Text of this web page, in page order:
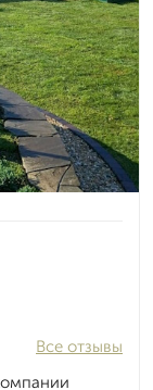
Все отзывы